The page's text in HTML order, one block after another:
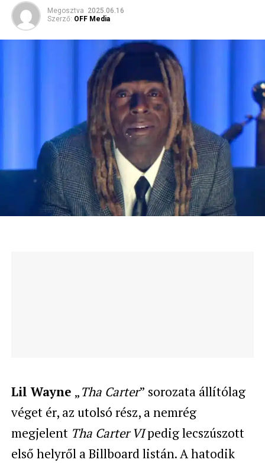
Megosztva 2025.06.16
Szerző: OFF Media
Lil Wayne „Tha Carter” sorozata állítólag
véget ér, az utolsó rész, a nemrég
megjelent Tha Carter VIpedig lecszúszott
első helyről a Billboard listán. A hatodik